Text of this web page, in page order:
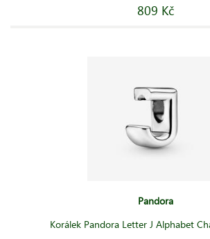
809 Kč
Pandora
Korálek Pandora Letter J Alphabet